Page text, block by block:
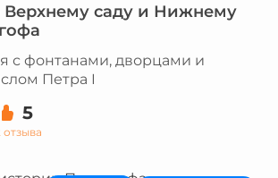
Верхнему саду и Нижнему
с фонтанами, дворцами и
Петра I
5
отзыва